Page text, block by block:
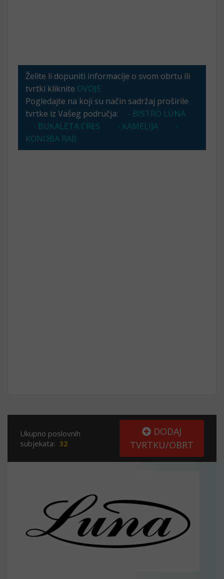
Želite li dopuniti informacije o svom obrtu ili
tvrtki kliknite OVDJE
Pogledajte na koji su način sadržaj proširile
tvrtke iz Vašeg područja:
- BISTRO LUNA
- BUKALETA CRES
- KAMELIJA
-
KONOBA RAB
Ukupno poslovnih
subjekata: 32
DODAJ
TVRTKU/OBRT